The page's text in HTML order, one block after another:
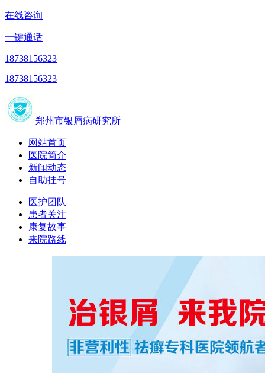
在线咨询
一键通话
18738156323
18738156323
郑州市银屑病研究所
网站首页
医院简介
新闻动态
自助挂号
医护团队
患者关注
康复故事
来院路线